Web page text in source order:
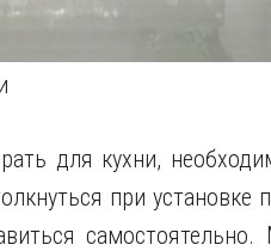
для кухни,
при установке
самостоятельно.